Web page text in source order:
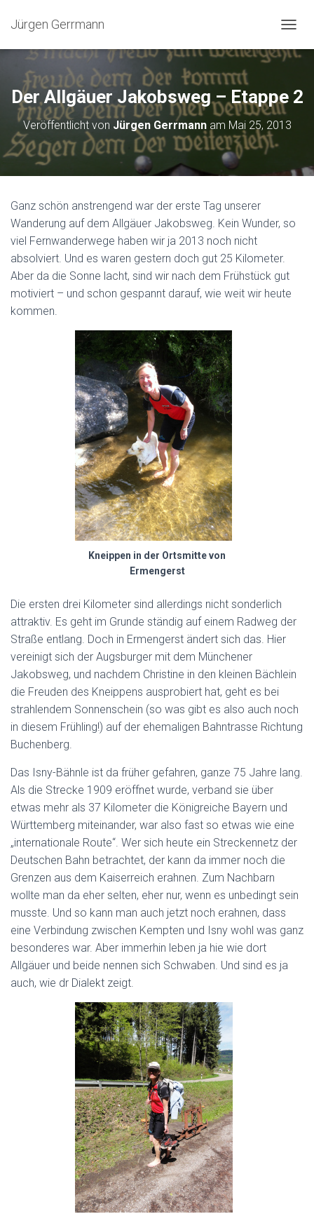
Jürgen Gerrmann
A
A
I
U
H
E
Der Allgäuer Jakobsweg – Etappe 2
Veröffentlicht von Jürgen Gerrmannam Mai 25, 2013
Ganz schön anstrengend war der erste Tag unserer
Wanderung auf dem Allgäuer Jakobsweg. Kein Wunder, so
viel Fernwanderwege haben wir ja 2013 noch nicht
absolviert. Und es waren gestern doch gut 25 Kilometer.
Aber da die Sonne lacht, sind wir nach dem Frühstück gut
motiviert – und schon gespannt darauf, wie weit wir heute
kommen.
Kneippen in der Ortsmitte von
Ermengerst
Die ersten drei Kilometer sind allerdings nicht sonderlich
attraktiv. Es geht im Grunde ständig auf einem Radweg der
Straße entlang. Doch in Ermengerst ändert sich das. Hier
vereinigt sich der Augsburger mit dem Münchener
Jakobsweg, und nachdem Christine in den kleinen Bächlein
die Freuden des Kneippens ausprobiert hat, geht es bei
strahlendem Sonnenschein (so was gibt es also auch noch
in diesem Frühling!) auf der ehemaligen Bahntrasse Richtung
Buchenberg.
Das Isny-Bähnle ist da früher gefahren, ganze 75 Jahre lang.
Als die Strecke 1909 eröffnet wurde, verband sie über
etwas mehr als 37 Kilometer die Königreiche Bayern und
Württemberg miteinander, war also fast so etwas wie eine
„internationale Route“. Wer sich heute ein Streckennetz der
Deutschen Bahn betrachtet, der kann da immer noch die
Grenzen aus dem Kaiserreich erahnen. Zum Nachbarn
wollte man da eher selten, eher nur, wenn es unbedingt sein
musste. Und so kann man auch jetzt noch erahnen, dass
eine Verbindung zwischen Kempten und Isny wohl was ganz
besonderes war. Aber immerhin leben ja hie wie dort
Allgäuer und beide nennen sich Schwaben. Und sind es ja
auch, wie dr Dialekt zeigt.